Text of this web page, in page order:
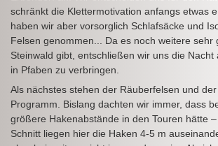
schränkt die Klettermotivation anfangs etwas
haben wir aber vorsorglich Schlafsäcke und
Felsen genommen... Da es noch weitere sehr
Steinwald gibt, entschließen wir uns die Nacht
in Pfaben zu verbringen.
Als nächstes stehen der Räuberfelsen und
Programm. Bislang dachten wir immer, dass
größere Hakenabstände in den Touren hätte
Schnitt liegen hier die Haken 4-5 m